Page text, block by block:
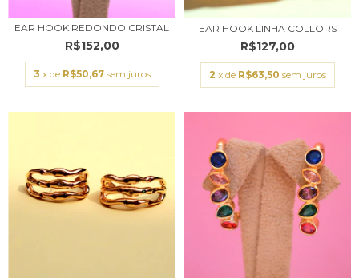
EAR HOOK REDONDO CRISTAL
R$152,00
3 x de R$50,67 sem juros
EAR HOOK LINHA COLLORS
R$127,00
2 x de R$63,50 sem juros